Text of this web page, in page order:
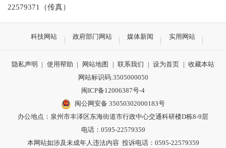
22579371（传真）
科技网站 政府部门网站 媒体新闻 实用网站
隐私声明 | 使用帮助 | 网站地图 | 联系我们 | 设为首页 | 收藏本站
网站标识码:3505000050
闽ICP备12006387号-4
闽公网安备 35050302000183号
办公地点：泉州市丰泽区东海街道市行政中心交通科研楼D栋8-9层
电话：0595-22579359
本网站如涉及未成年人违法内容 投诉电话：0595-22579359